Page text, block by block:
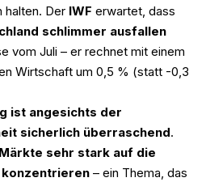
halten. Der IWF erwartet, dass
schlimmer ausfallen
vom Juli – er rechnet mit einem
Wirtschaft um 0,5 % (statt -0,3
ist angesichts der
sicherlich überraschend.
Märkte sehr stark auf die
– ein Thema, das